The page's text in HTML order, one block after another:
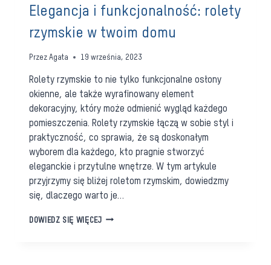
Elegancja i funkcjonalność: rolety
rzymskie w twoim domu
Przez Agata 19 września, 2023
Rolety rzymskie to nie tylko funkcjonalne osłony
okienne, ale także wyrafinowany element
dekoracyjny, który może odmienić wygląd każdego
pomieszczenia. Rolety rzymskie łączą w sobie styl i
praktyczność, co sprawia, że są doskonałym
wyborem dla każdego, kto pragnie stworzyć
eleganckie i przytulne wnętrze. W tym artykule
przyjrzymy się bliżej roletom rzymskim, dowiedzmy
się, dlaczego warto je…
DOWIEDZ SIĘ WIĘCEJELEGANCJA